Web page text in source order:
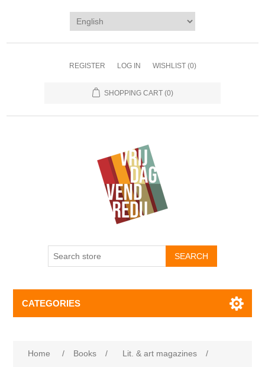
REGISTER LOG IN WISHLIST (0)
SHOPPING CART (0)
CATEGORIES
Home / Books / Lit. & art magazines
/